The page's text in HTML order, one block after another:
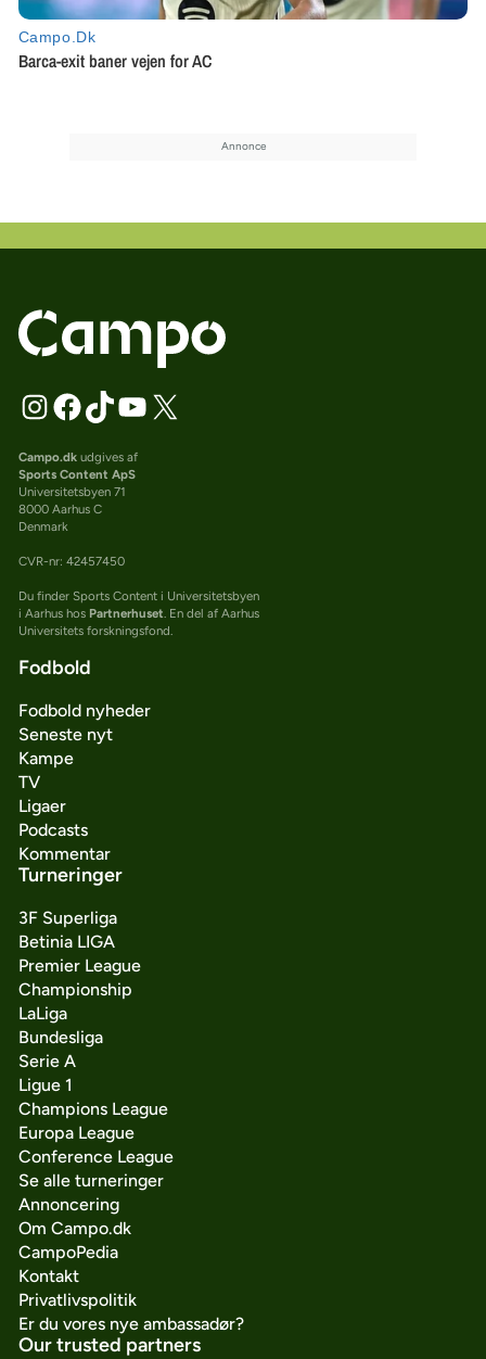
Campo.dkudgives af
Sports Content ApS
Universitetsbyen 71
8000 Aarhus C
Denmark
CVR-nr: 42457450
Du finder Sports Content i Universitetsbyen
i Aarhus hos Partnerhuset. En del af Aarhus
Universitets forskningsfond.
Fodbold
Fodbold nyheder
Seneste nyt
Kampe
TV
Ligaer
Podcasts
Kommentar
Turneringer
3F Superliga
Betinia LIGA
Premier League
Championship
LaLiga
Bundesliga
Serie A
Ligue 1
Champions League
Europa League
Conference League
Se alle turneringer
Annoncering
Om Campo.dk
CampoPedia
Kontakt
Privatlivspolitik
Er du vores nye ambassadør?
Our trusted partners